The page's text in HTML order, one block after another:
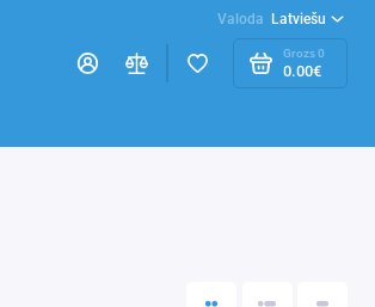
Valoda Latviešu
Grozs0
0.00€